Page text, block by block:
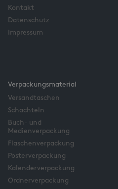
Kontakt
Datenschutz
Impressum
Verpackungsmaterial
Versandtaschen
Schachteln
Buch- und
Medienverpackung
Flaschenverpackung
Posterverpackung
Kalenderverpackung
Ordnerverpackung